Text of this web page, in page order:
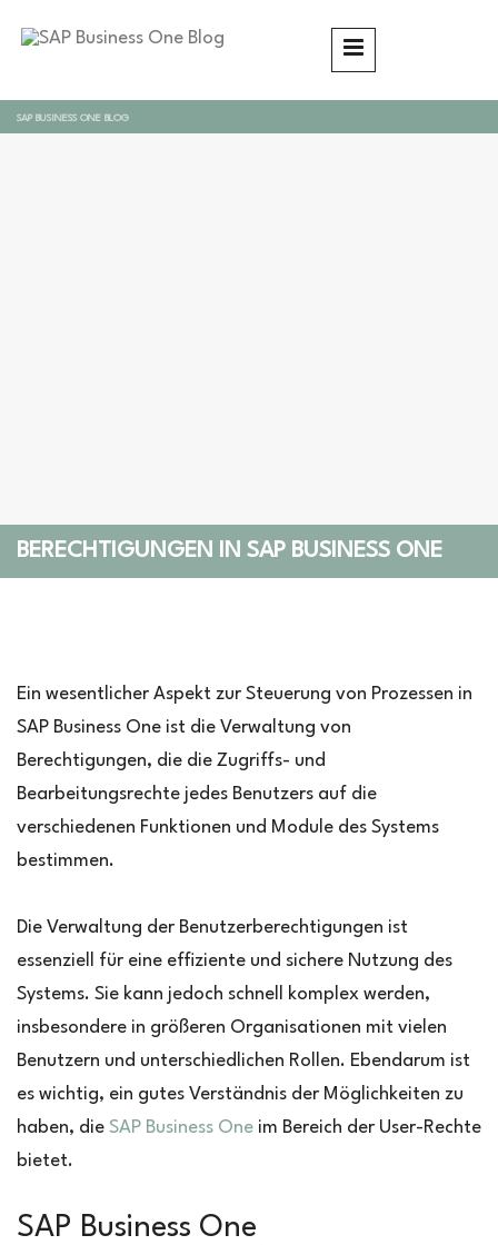
SAP BUSINESS ONE BLOG
BERECHTIGUNGEN IN SAP BUSINESS ONE
Ein wesentlicher Aspekt zur Steuerung von Prozessen in
SAP Business One ist die Verwaltung von
Berechtigungen, die die Zugriffs- und
Bearbeitungsrechte jedes Benutzers auf die
verschiedenen Funktionen und Module des Systems
bestimmen.
Die Verwaltung der Benutzerberechtigungen ist
essenziell für eine effiziente und sichere Nutzung des
Systems. Sie kann jedoch schnell komplex werden,
insbesondere in größeren Organisationen mit vielen
Benutzern und unterschiedlichen Rollen. Ebendarum ist
es wichtig, ein gutes Verständnis der Möglichkeiten zu
haben, die SAP Business One im Bereich der User-Rechte
bietet.
SAP Business One